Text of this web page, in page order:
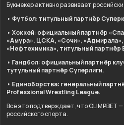
Букмекер активно развивает
• Футбол: титульный партнёр
• Хоккей: официальный партнёр
«Амура», ЦСКА, «Сочи»,
«Нефтехимика», титульный партнёр
• Гандбол: официальный партнёр
тутульный партнёр Суперлиги.
• Единоборства: генеральный
Professional Wrestling League.
Всё это подтверждает, что OLIMPBET
российского спорта.